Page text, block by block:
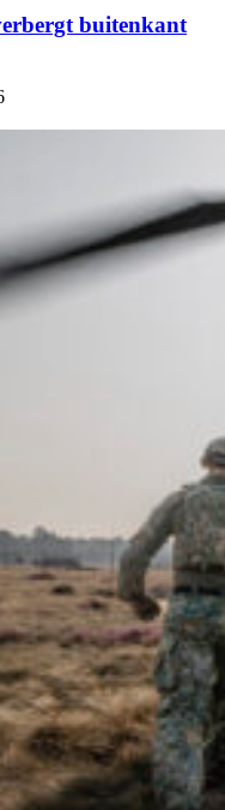
buitenkant